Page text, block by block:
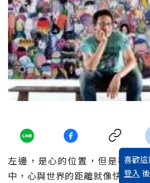
喜歡這
登入
左邊，是心的位置，但是在這
中，心與世界的距離就像快樂與